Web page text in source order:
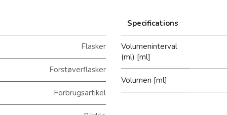
Flasker
Forstøverflasker
Forbrugsartikel
Specifications
Volumeninterval
(ml) [ml]
Volumen [ml]